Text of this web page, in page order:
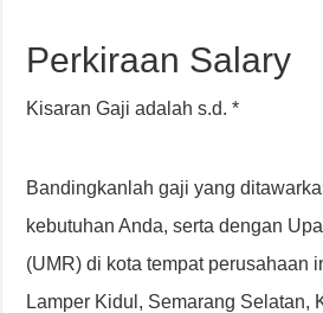
Perkiraan Salary
Kisaran Gaji adalah s.d. *
Bandingkanlah gaji yang
kebutuhan Anda, serta dengan
(UMR) di kota tempat perusahaan
Lamper Kidul, Semarang Selatan,